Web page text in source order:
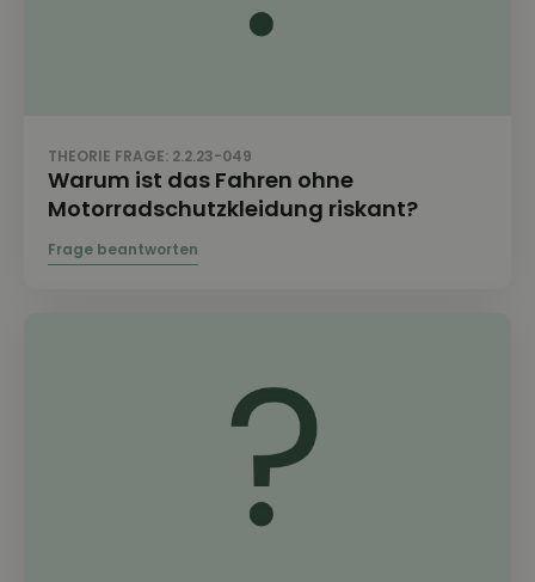
THEORIE FRAGE: 2.2.23-049
Warum ist das Fahren ohne
Motorradschutzkleidung riskant?